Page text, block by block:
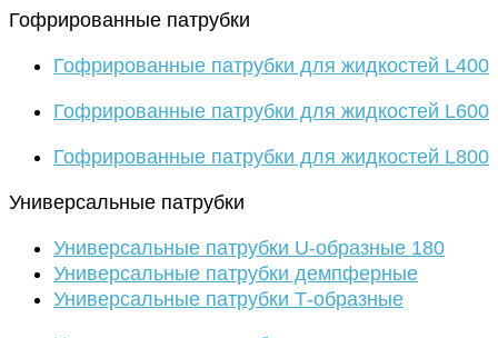
Гофрированные патрубки
Гофрированные патрубки для жидкостей L400
Гофрированные патрубки для жидкостей L600
Гофрированные патрубки для жидкостей L800
Универсальные патрубки
Универсальные патрубки U-образные 180
Универсальные патрубки демпферные
Универсальные патрубки Т-образные